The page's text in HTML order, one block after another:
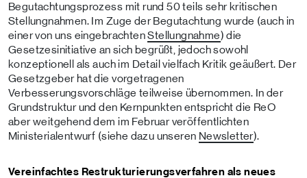
Begutachtungsprozess mit rund 50 teils sehr kritischen
Stellungnahmen. Im Zuge der Begutachtung wurde (auch in
einer von uns eingebrachtenStellungnahme) die
Gesetzesinitiative an sich begrüßt, jedoch sowohl
konzeptionell als auch im Detail vielfach Kritik geäußert. Der
Gesetzgeber hat die vorgetragenen
Verbesserungsvorschläge teilweise übernommen. In der
Grundstruktur und den Kernpunkten entspricht die ReO
aber weitgehend dem im Februar veröffentlichten
Ministerialentwurf (siehe dazu unseren Newsletter).
Vereinfachtes Restrukturierungsverfahren als neues